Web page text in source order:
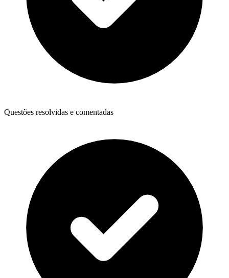
Questões resolvidas e comentadas